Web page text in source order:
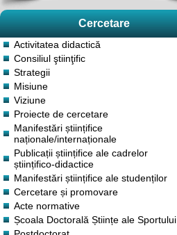
Cercetare
Activitatea didactică
Consiliul ştiinţific
Strategii
Misiune
Viziune
Proiecte de cercetare
Manifestări științifice
naționale/internaționale
Publicații științifice ale cadrelor
științifico-didactice
Manifestări științifice ale studenților
Cercetare și promovare
Acte normative
Școala Doctorală Științe ale Sportului